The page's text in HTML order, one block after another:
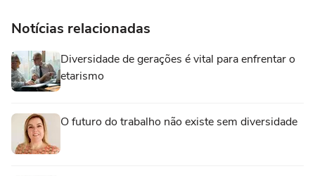
Notícias relacionadas
Diversidade de gerações é vital para enfrentar o
etarismo
O futuro do trabalho não existe sem diversidade